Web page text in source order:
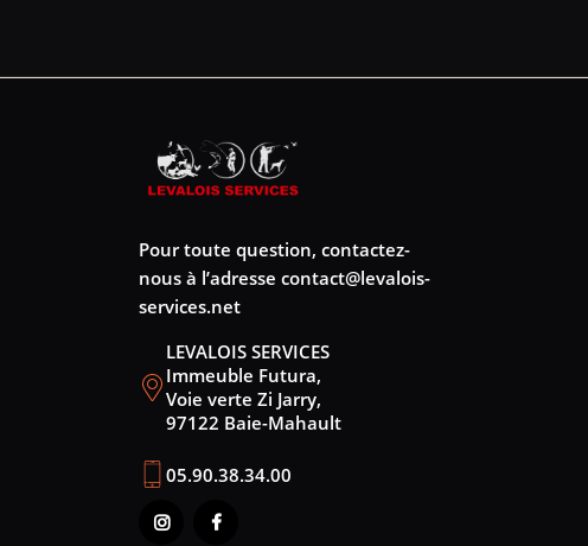
Pour toute question, contactez-
nous à l’adresse contact@levalois-
services.net
LEVALOIS SERVICES
Immeuble Futura,
Voie verte Zi Jarry,
97122 Baie-Mahault
05.90.38.34.00